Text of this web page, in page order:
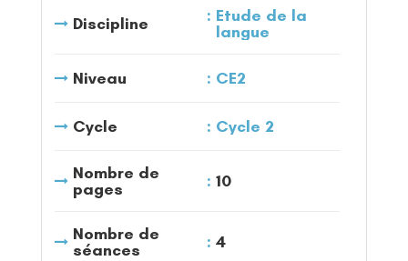
Discipline
Etude de la
langue
Niveau CE2
Cycle Cycle 2
Nombre de
pages
10
Nombre de
séances
4